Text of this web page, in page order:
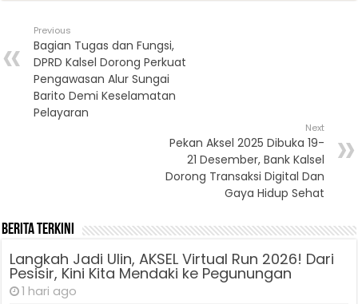
Previous
Bagian Tugas dan Fungsi,
DPRD Kalsel Dorong Perkuat
Pengawasan Alur Sungai
Barito Demi Keselamatan
Pelayaran
Next
Pekan Aksel 2025 Dibuka 19-
21 Desember, Bank Kalsel
Dorong Transaksi Digital Dan
Gaya Hidup Sehat
Berita Terkini
Langkah Jadi Ulin, AKSEL Virtual Run 2026! Dari
Pesisir, Kini Kita Mendaki ke Pegunungan
1 hari ago